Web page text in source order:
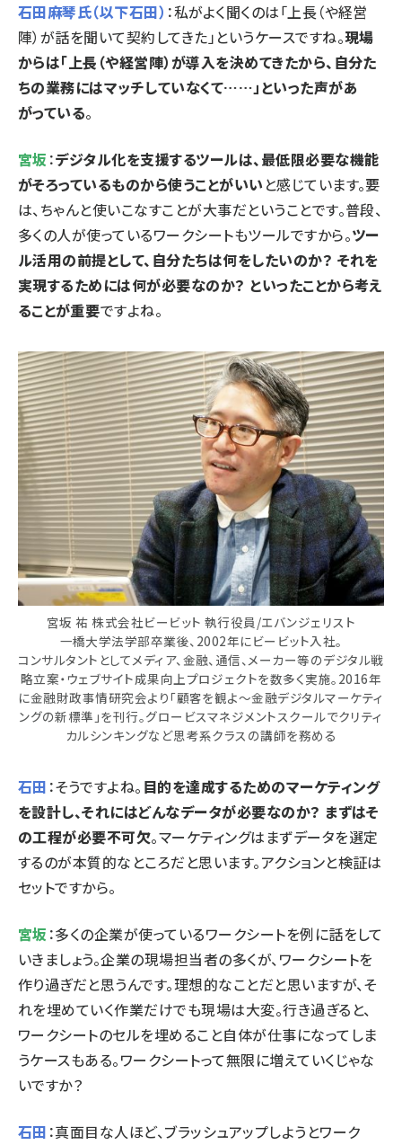
石田麻琴氏（以下石田） ：私がよく聞くのは「上長（や経営
陣）が話を聞いて契約してきた」というケースですね。現場
からは「上長（や経営陣）が導入を決めてきたから、自分た
ちの業務にはマッチしていなくて……」といった声があ
がっている。
宮坂 ：デジタル化を支援するツールは、最低限必要な機能
がそろっているものから使うことがいい と感じています。要
は、ちゃんと使いこなすことが大事だということです。普段、
多くの人が使っているワークシートもツールですから。ツー
ル活用の前提として、自分たちは何をしたいのか？ それを
実現するためには何が必要なのか？ といったことから考え
ることが重要ですよね。
宮坂 祐 株式会社ビービット 執行役員/エバンジェリスト
一橋大学法学部卒業後、2002年にビービット入社。
コンサルタントとしてメディア、金融、通信、メーカー等のデジタル戦
略立案・ウェブサイト成果向上プロジェクトを数多く実施。2016年
に金融財政事情研究会より「顧客を観よ～金融デジタルマーケティ
ングの新標準」を刊行。グロービスマネジメントスクールでクリティ
カルシンキングなど思考系クラスの講師を務める
石田 ：そうですよね。 目的を達成するためのマーケティング
を設計し、それにはどんなデータが必要なのか？ まずはそ
の工程が必要不可欠。マーケティングはまずデータを選定
するのが本質的なところだと思います。アクションと検証は
セットですから。
宮坂 ：多くの企業が使っているワークシートを例に話をして
いきましょう。企業の現場担当者の多くが、ワークシートを
作り過ぎだと思うんです。理想的なことだと思いますが、そ
れを埋めていく作業だけでも現場は大変。行き過ぎると、
ワークシートのセルを埋めること自体が仕事になってしま
うケースもある。ワークシートって無限に増えていくじゃな
いですか？
石田 ：真面目な人ほど、ブラッシュアップしようとワーク